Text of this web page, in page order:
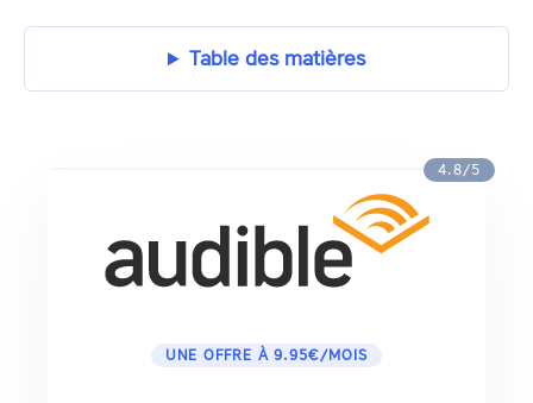
Table des matières
4.8/5
UNE OFFRE À 9.95€/MOIS